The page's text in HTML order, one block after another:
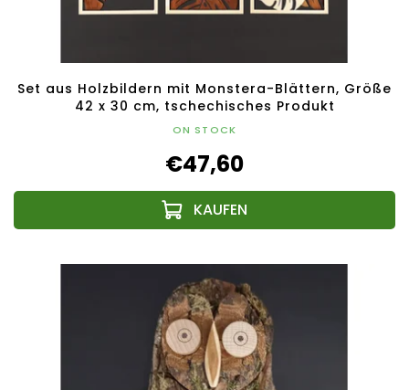
Set aus Holzbildern mit Monstera-Blättern, Größe
42 x 30 cm, tschechisches Produkt
ON STOCK
€47,60